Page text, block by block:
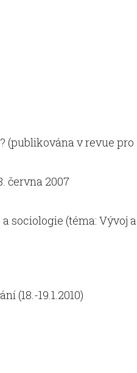
(publikována v revue pro
června 2007
sociologie (téma: Vývoj a
(18.-19.1.2010)